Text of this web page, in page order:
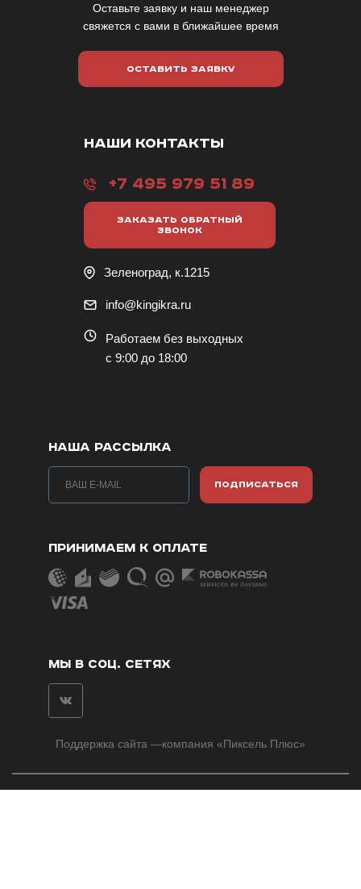
Оставьте заявку и наш менеджер
свяжется с вами в ближайшее время
ОСТАВИТЬ ЗАЯВКУ
НАШИ КОНТАКТЫ
+7 495 979 51 89
ЗАКАЗАТЬ ОБРАТНЫЙ
ЗВОНОК
Зеленоград, к.1215
info@kingikra.ru
Работаем без выходных
с 9:00 до 18:00
НАША РАССЫЛКА
ПОДПИСАТЬСЯ
ПРИНИМАЕМ К ОПЛАТЕ
МЫ В СОЦ. СЕТЯХ
Поддержка сайта —компания «Пиксель Плюс»